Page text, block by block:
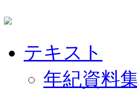
テキスト
年紀資料